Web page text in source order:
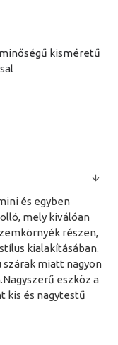
kisméretű
és egyben
mely kiválóan
részen,
kialakításában.
miatt nagyon
eszköz a
kis és nagytestű